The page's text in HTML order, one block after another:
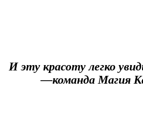
И эту красоту легко
—команда Магия